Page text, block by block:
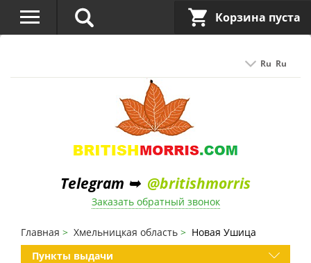
Ru Ru
Telegram ➥ @britishmorris
Заказать обратный звонок
Корзина пуста
Главная Хмельницкая область
Новая Ушица
Пункты выдачи